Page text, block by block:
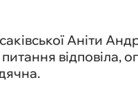
Аніти
відповіла,